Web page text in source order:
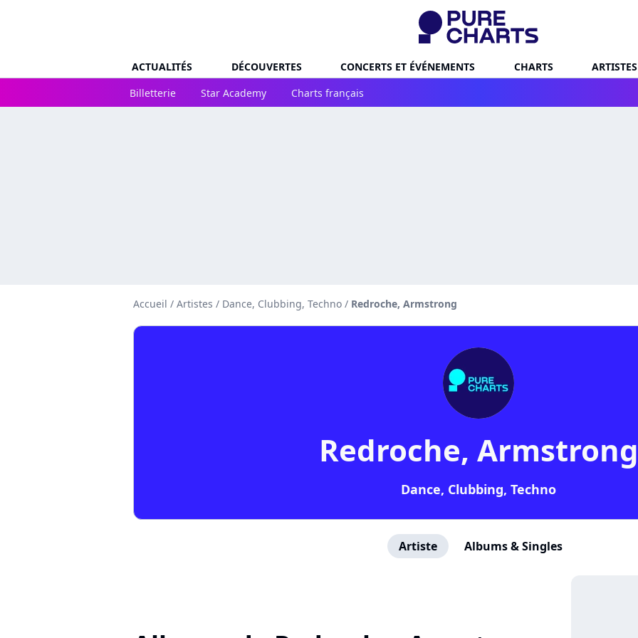
ACTUALITÉS DÉCOUVERTES CONCERTS ET ÉVÉNEMENTS CHARTS
ARTISTES
Billetterie
Star Academy Charts français
Accueil / Artistes / Dance, Clubbing, Techno / Redroche, Armstrong
Redroche, Armstrong
Dance, Clubbing, Techno
Artiste Albums & Singles